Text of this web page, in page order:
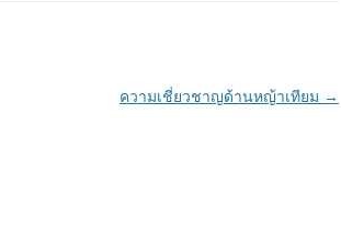
ความเชี่ยวชาญด้านหญ้าเทียม →